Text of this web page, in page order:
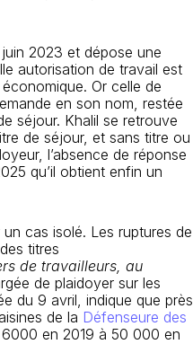
2023 et dépose une
autorisation de travail est
Or celle de
en son nom, restée
séjour. Khalil se retrouve
de séjour, et sans titre ou
l’absence de réponse
qu’il obtient enfin un
cas isolé. Les ruptures de
titres
de travailleurs, au
de plaidoyer sur les
du 9 avril, indique que près
de la Défenseure des
en 2019 à 50 000 en